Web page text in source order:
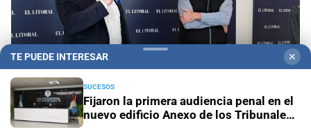
TE PUEDE INTERESAR ✕
SUCESOS
Fijaron la primera audiencia penal en el
nuevo edificio Anexo de los Tribunales